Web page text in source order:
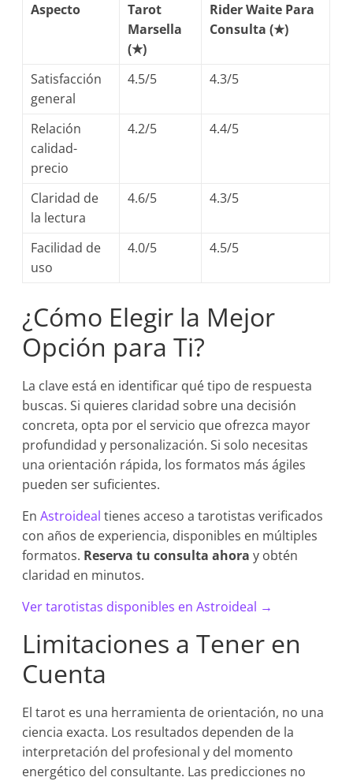
Aspecto
Tarot
Marsella
(★)
Rider Waite Para
Consulta (★)
Satisfacción
general
4.5/5 4.3/5
Relación
calidad-
precio
4.2/5 4.4/5
Claridad de
la lectura
4.6/5 4.3/5
Facilidad de
uso
4.0/5 4.5/5
¿Cómo Elegir la Mejor
Opción para Ti?
La clave está en identificar qué tipo de respuesta
buscas. Si quieres claridad sobre una decisión
concreta, opta por el servicio que ofrezca mayor
profundidad y personalización. Si solo necesitas
una orientación rápida, los formatos más ágiles
pueden ser suficientes.
EnAstroideal tienes acceso a tarotistas verificados
con años de experiencia, disponibles en múltiples
formatos. Reserva tu consulta ahora y obtén
claridad en minutos.
Ver tarotistas disponibles en Astroideal →
Limitaciones a Tener en
Cuenta
El tarot es una herramienta de orientación, no una
ciencia exacta. Los resultados dependen de la
interpretación del profesional y del momento
energético del consultante. Las predicciones no